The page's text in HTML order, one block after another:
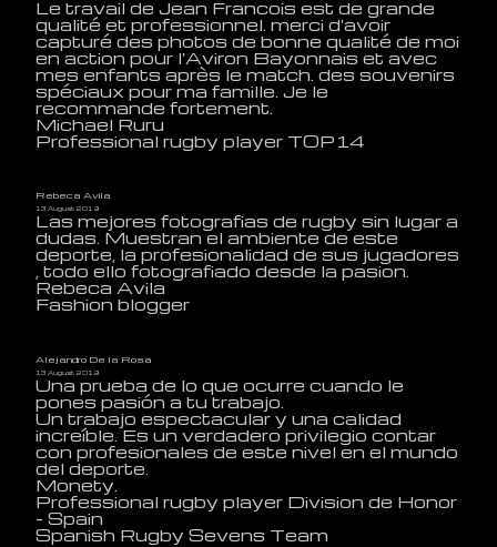
Le travail de Jean Francois est de grande
qualité et professionnel. merci d'avoir
capturé des photos de bonne qualité de moi
en action pour l'Aviron Bayonnais et avec
mes enfants après le match. des souvenirs
spéciaux pour ma famille. Je le
recommande fortement.
Michael Ruru
Professional rugby player TOP14
Rebeca Avila
13 August 2019
Las mejores fotografias de rugby sin lugar a
dudas. Muestran el ambiente de este
deporte, la profesionalidad de sus jugadores
, todo ello fotografiado desde la pasion.
Rebeca Avila
Fashion blogger
Alejandro De la Rosa
13 August 2019
Una prueba de lo que ocurre cuando le
pones pasión a tu trabajo.
Un trabajo espectacular y una calidad
increíble. Es un verdadero privilegio contar
con profesionales de este nivel en el mundo
del deporte.
Monety.
Professional rugby player Division de Honor
- Spain
Spanish Rugby Sevens Team